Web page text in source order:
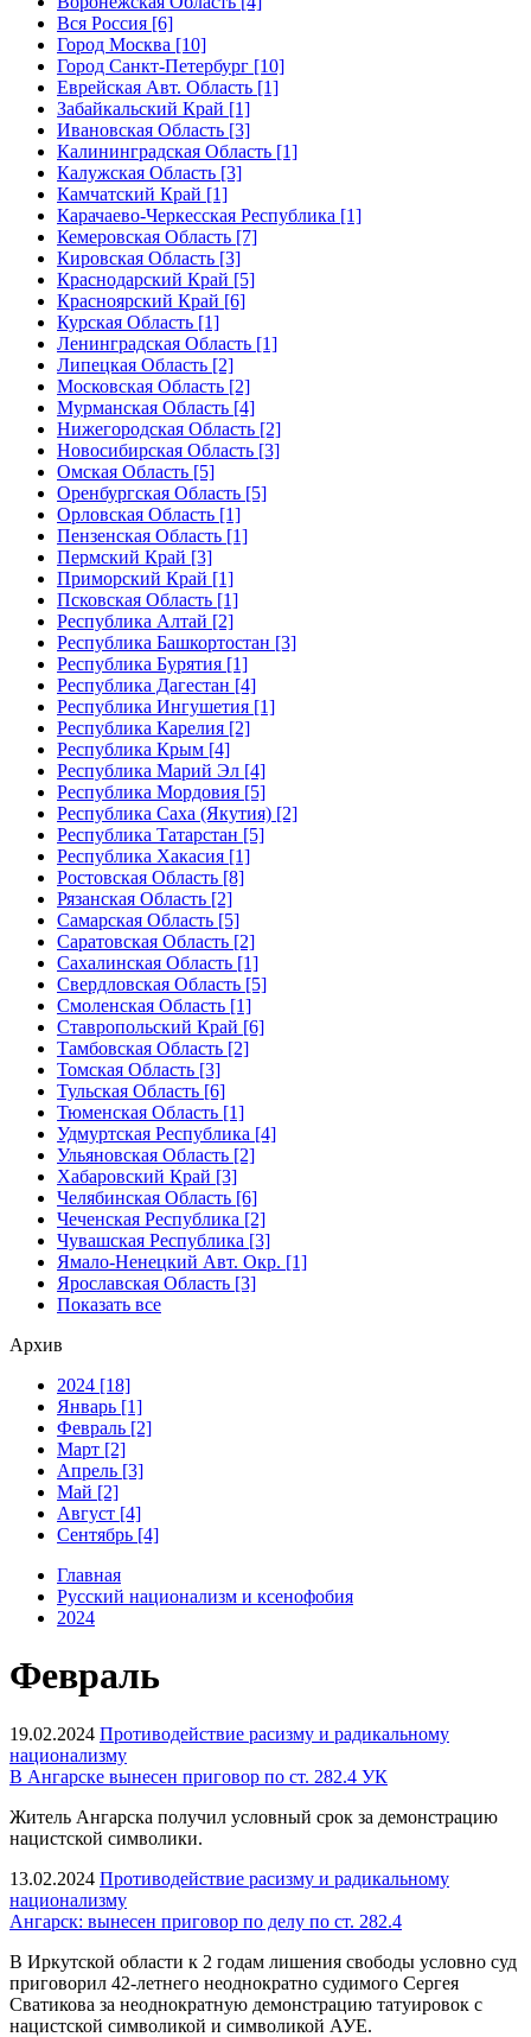
Вся Россия [6]
Город Москва [10]
Город Санкт-Петербург [10]
Еврейская Авт. Область [1]
Забайкальский Край [1]
Ивановская Область [3]
Калининградская Область [1]
Калужская Область [3]
Камчатский Край [1]
Карачаево-Черкесская Республика [1]
Кемеровская Область [7]
Кировская Область [3]
Краснодарский Край [5]
Красноярский Край [6]
Курская Область [1]
Ленинградская Область [1]
Липецкая Область [2]
Московская Область [2]
Мурманская Область [4]
Нижегородская Область [2]
Новосибирская Область [3]
Омская Область [5]
Оренбургская Область [5]
Орловская Область [1]
Пензенская Область [1]
Пермский Край [3]
Приморский Край [1]
Псковская Область [1]
Республика Алтай [2]
Республика Башкортостан [3]
Республика Бурятия [1]
Республика Дагестан [4]
Республика Ингушетия [1]
Республика Карелия [2]
Республика Крым [4]
Республика Марий Эл [4]
Республика Мордовия [5]
Республика Саха (Якутия) [2]
Республика Татарстан [5]
Республика Хакасия [1]
Ростовская Область [8]
Рязанская Область [2]
Самарская Область [5]
Саратовская Область [2]
Сахалинская Область [1]
Свердловская Область [5]
Смоленская Область [1]
Ставропольский Край [6]
Тамбовская Область [2]
Томская Область [3]
Тульская Область [6]
Тюменская Область [1]
Удмуртская Республика [4]
Ульяновская Область [2]
Хабаровский Край [3]
Челябинская Область [6]
Чеченская Республика [2]
Чувашская Республика [3]
Ямало-Ненецкий Авт. Окр. [1]
Ярославская Область [3]
Показать все
Архив
2024 [18]
Январь [1]
Февраль [2]
Март [2]
Апрель [3]
Май [2]
Август [4]
Сентябрь [4]
Главная
Русский национализм и ксенофобия
2024
Февраль
19.02.2024 Противодействие расизму и радикальному
национализму
В Ангарске вынесен приговор по ст. 282.4 УК
Житель Ангарска получил условный срок за демонстрацию
нацистской символики.
13.02.2024 Противодействие расизму и радикальному
национализму
Ангарск: вынесен приговор по делу по ст. 282.4
В Иркутской области к 2 годам лишения свободы условно суд
приговорил 42-летнего неоднократно судимого Сергея
Сватикова за неоднократную демонстрацию татуировок с
нацистской символикой и символикой АУЕ.